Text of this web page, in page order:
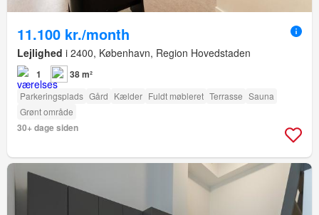
11.100 kr./month
Lejlighed i 2400, København, Region Hovedstaden
1 38 m²
Parkeringsplads Gård Kælder Fuldt møbleret Terrasse Sauna
Grønt område
30+ dage siden